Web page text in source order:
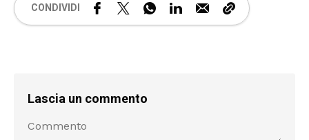
CONDIVIDI
Lascia un commento